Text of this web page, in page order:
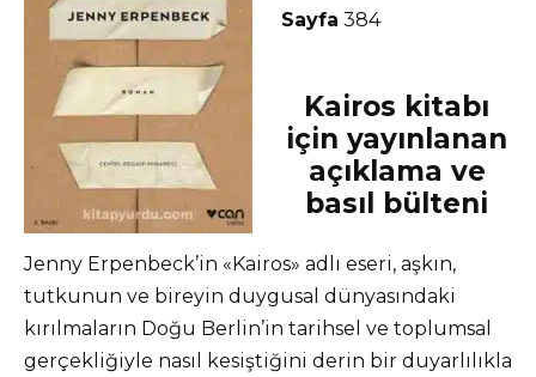
Sayfa 384
Kairos kitabı
için yayınlanan
açıklama ve
basıl bülteni
Jenny Erpenbeck’in «Kairos» adlı eseri, aşkın,
tutkunun ve bireyin duygusal dünyasındaki
kırılmaların Doğu Berlin’in tarihsel ve toplumsal
gerçekliğiyle nasıl kesiştiğini derin bir duyarlılıkla